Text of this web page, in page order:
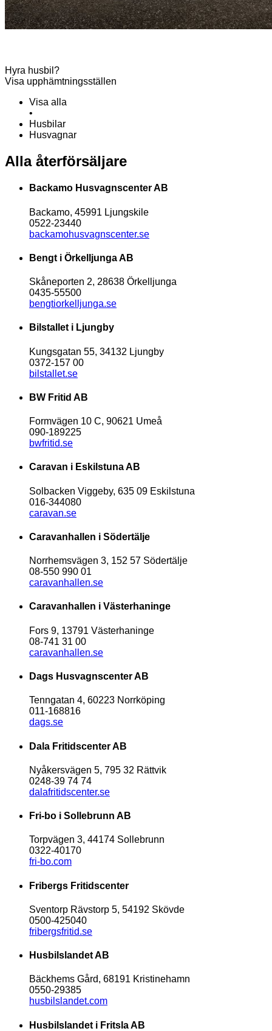
Hyra husbil?
Visa upphämtningsställen
Visa alla
•
Husbilar
Husvagnar
Alla återförsäljare
Backamo Husvagnscenter AB
Backamo, 45991 Ljungskile
0522-23440
backamohusvagnscenter.se
Bengt i Örkelljunga AB
Skåneporten 2, 28638 Örkelljunga
0435-55500
bengtiorkelljunga.se
Bilstallet i Ljungby
Kungsgatan 55, 34132 Ljungby
0372-157 00
bilstallet.se
BW Fritid AB
Formvägen 10 C, 90621 Umeå
090-189225
bwfritid.se
Caravan i Eskilstuna AB
Solbacken Viggeby, 635 09 Eskilstuna
016-344080
caravan.se
Caravanhallen i Södertälje
Norrhemsvägen 3, 152 57 Södertälje
08-550 990 01
caravanhallen.se
Caravanhallen i Västerhaninge
Fors 9, 13791 Västerhaninge
08-741 31 00
caravanhallen.se
Dags Husvagnscenter AB
Tenngatan 4, 60223 Norrköping
011-168816
dags.se
Dala Fritidscenter AB
Nyåkersvägen 5, 795 32 Rättvik
0248-39 74 74
dalafritidscenter.se
Fri-bo i Sollebrunn AB
Torpvägen 3, 44174 Sollebrunn
0322-40170
fri-bo.com
Fribergs Fritidscenter
Sventorp Rävstorp 5, 54192 Skövde
0500-425040
fribergsfritid.se
Husbilslandet AB
Bäckhems Gård, 68191 Kristinehamn
0550-29385
husbilslandet.com
Husbilslandet i Fritsla AB